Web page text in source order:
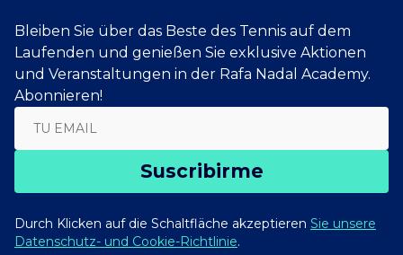
Bleiben Sie über das Beste des Tennis auf dem
Laufenden und genießen Sie exklusive Aktionen
und Veranstaltungen in der Rafa Nadal Academy.
Abonnieren!
Suscribirme
Durch Klicken auf die Schaltfläche akzeptieren Sie unsere
Datenschutz- und Cookie-Richtlinie.